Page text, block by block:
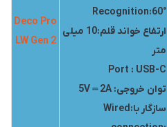
Recognition:60°
ارتفاع خواند قلم:10 میلی
متر
Port : USB-C
توان خروجی: 5V ⎓ 2A
سازگار با:Wired
Deco Pro
LW Gen 2